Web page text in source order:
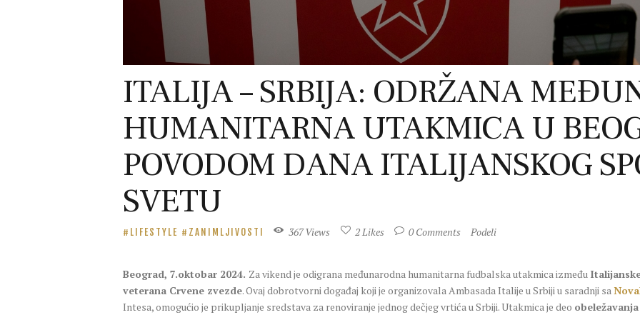
ITALIJA – SRBIJA: ODRŽANA
HUMANITARNA UTAKMICA U
POVODOM DANA ITALIJANSKOG
SVETU
LIFESTYLE ZANIMLJIVOSTI 367Views 2Likes 0Comments Podeli
Beograd, 7.oktobar 2024. Za vikend je odigrana međunarodna humanitarna fudbalska utakmica između
veterana Crvene zvezde. Ovaj dobrotvorni događaj koji je organizovala Ambasada Italije u Srbiji u saradnji sa
Intesa, omogućio je prikupljanje sredstava za renoviranje jednog dečjeg vrtića u Srbiji. Utakmica je deo